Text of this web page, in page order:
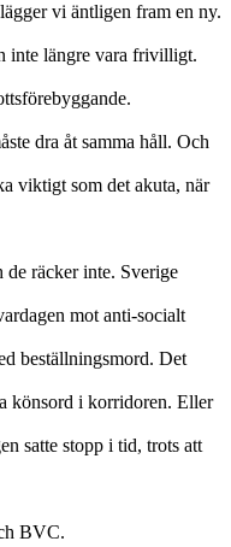
vi äntligen fram en ny.
inte längre vara frivilligt.
dra åt samma håll. Och
viktigt som det akuta, när
de räcker inte. Sverige
mot anti-socialt
beställningsmord. Det
könsord i korridoren. Eller
satte stopp i tid, trots att
BVC.